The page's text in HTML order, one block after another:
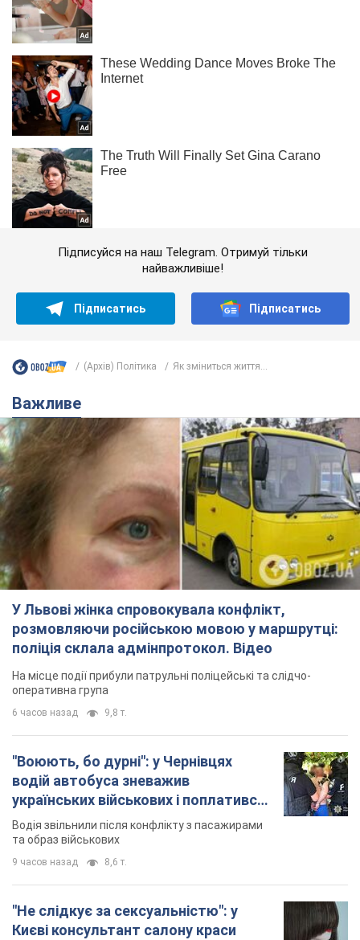
Підписуйся на наш Telegram. Отримуй тільки
найважливіше!
Підписатись Підписатись
(Архів) Політика Як зміниться життя...
Важливе
У Львові жінка спровокувала конфлікт,
розмовляючи російською мовою у маршрутці:
поліція склала адмінпротокол. Відео
На місце події прибули патрульні поліцейські та слідчо-
оперативна група
6 часов назад 9,8 т.
"Воюють, бо дурні": у Чернівцях
водій автобуса зневажив
українських військових і поплатився.
Відео
Водія звільнили після конфлікту з пасажирами
та образ військових
9 часов назад 8,6 т.
"Не слідкує за сексуальністю": у
Києві консультант салону краси